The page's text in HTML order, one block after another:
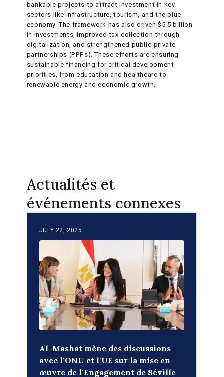
bankable projects to attract investment in key
sectors like infrastructure, tourism, and the blue
economy. The framework has also driven $5.5 billion
in investments, improved tax collection through
digitalization, and strengthened public-private
partnerships (PPPs). These efforts are ensuring
sustainable financing for critical development
priorities, from education and healthcare to
renewable energy and economic growth.
Actualités et
événements connexes
JULY 22, 2025
Al-Mashat mène des discussions
avec l'ONU et l'UE sur la mise en
œuvre de l'Engagement de Séville